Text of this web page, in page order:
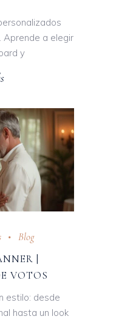
Aprende a elegir
y
Blog
|
VOTOS
estilo: desde
hasta un look